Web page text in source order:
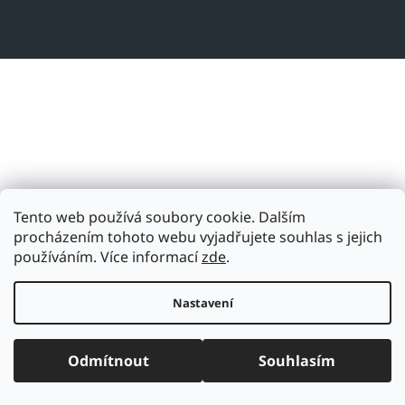
Tento web používá soubory cookie. Dalším
procházením tohoto webu vyjadřujete souhlas s jejich
používáním. Více informacízde.
Nastavení
Odmítnout Souhlasím